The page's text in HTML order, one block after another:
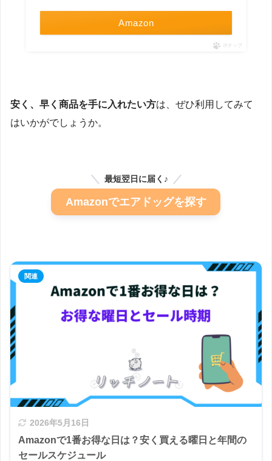
Amazon
ポチップ
安く、早く商品を手に入れたい方は、ぜひ利用してみて
はいかがでしょうか。
最短翌日に届く♪
Amazonでエアドッグを探す
2026年5月16日
Amazonで1番お得な日は？安く買える曜日と年間の
セールスケジュール